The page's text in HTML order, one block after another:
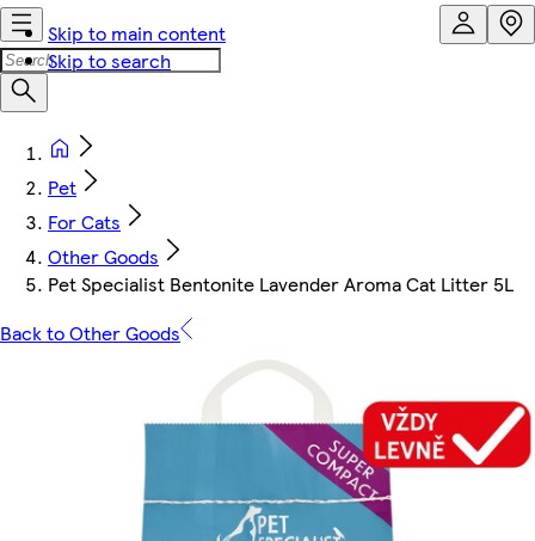
Skip to main content
Skip to search
Pet
For Cats
Other Goods
Pet Specialist Bentonite Lavender Aroma Cat Litter 5L
Back to Other Goods